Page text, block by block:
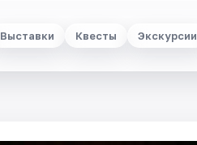
Выставки Квесты Экскурсии